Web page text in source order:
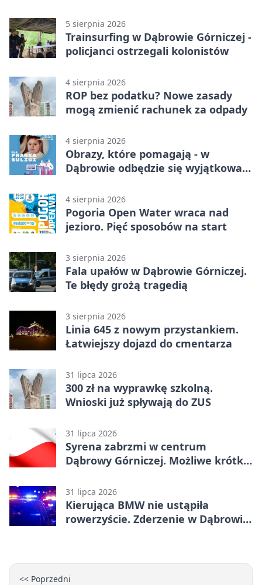
5 sierpnia 2026
Trainsurfing w Dąbrowie Górniczej -
policjanci ostrzegali kolonistów
4 sierpnia 2026
ROP bez podatku? Nowe zasady
mogą zmienić rachunek za odpady
4 sierpnia 2026
Obrazy, które pomagają - w
Dąbrowie odbędzie się wyjątkowa
4 sierpnia 2026
Pogoria Open Water wraca nad
jezioro. Pięć sposobów na start
3 sierpnia 2026
Fala upałów w Dąbrowie Górniczej.
Te błędy grożą tragedią
3 sierpnia 2026
Linia 645 z nowym przystankiem.
Łatwiejszy dojazd do cmentarza
31 lipca 2026
300 zł na wyprawkę szkolną.
Wnioski już spływają do ZUS
31 lipca 2026
Syrena zabrzmi w centrum
Dąbrowy Górniczej. Możliwe krótkie
31 lipca 2026
Kierująca BMW nie ustąpiła
rowerzyście. Zderzenie w Dąbrowie
<< Poprzedni